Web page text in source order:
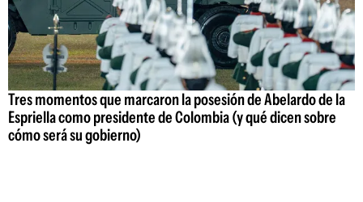
Tres momentos que marcaron la posesión de Abelardo de la
Espriella como presidente de Colombia (y qué dicen sobre
cómo será su gobierno)